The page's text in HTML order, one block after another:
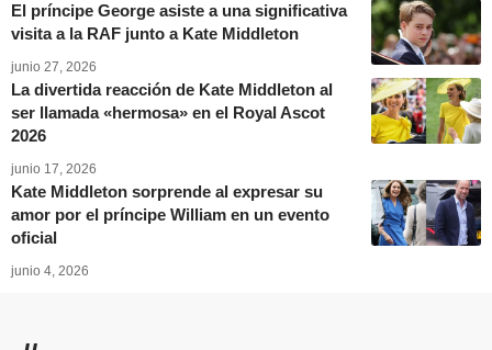
El príncipe George asiste a una significativa
visita a la RAF junto a Kate Middleton
junio 27, 2026
La divertida reacción de Kate Middleton al
ser llamada «hermosa» en el Royal Ascot
2026
junio 17, 2026
Kate Middleton sorprende al expresar su
amor por el príncipe William en un evento
oficial
junio 4, 2026